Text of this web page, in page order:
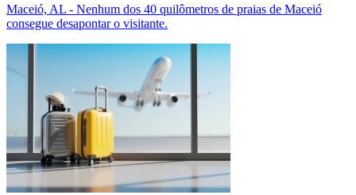
Maceió, AL - Nenhum dos 40 quilômetros de praias de Maceió
consegue desapontar o visitante.